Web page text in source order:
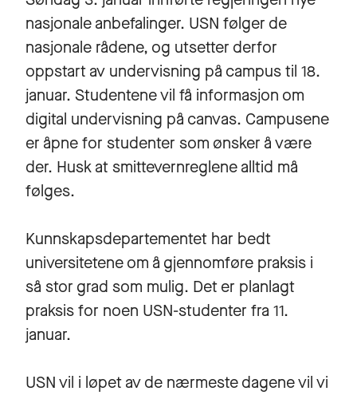
nasjonale anbefalinger. USN følger de
nasjonale rådene, og utsetter derfor
oppstart av undervisning på campus til 18.
januar. Studentene vil få informasjon om
digital undervisning på canvas. Campusene
er åpne for studenter som ønsker å være
der. Husk at smittevernreglene alltid må
følges.
Kunnskapsdepartementet har bedt
universitetene om å gjennomføre praksis i
så stor grad som mulig. Det er planlagt
praksis for noen USN-studenter fra 11.
januar.
USN vil i løpet av de nærmeste dagene vil vi